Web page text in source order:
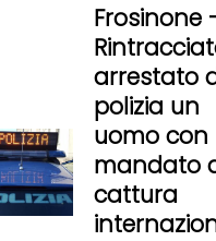
Frosinone
arrestato
polizia un
uomo con
mandato
cattura